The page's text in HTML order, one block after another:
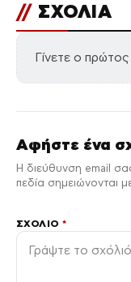
// ΣΧΟΛΙΑ
Γίνετε ο
Αφήστε ένα
Η διεύθυνση email
πεδία σημειώνονται
ΣΧΌΛΙΟ*